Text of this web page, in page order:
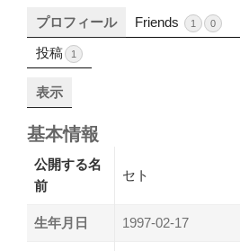
プロフィール Friends 1 0
投稿 1
表示
基本情報
公開する名
前
セト
生年月日 1997-02-17